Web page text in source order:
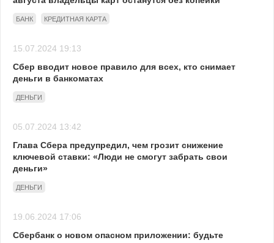
БАНК КРЕДИТНАЯ КАРТА
15.07.2024 19:13
Сбер вводит новое правило для всех, кто снимает
деньги в банкоматах
ДЕНЬГИ
05.07.2024 13:42
Глава Сбера предупредил, чем грозит снижение
ключевой ставки: «Люди не смогут забрать свои
деньги»
ДЕНЬГИ
19.06.2024 17:06
Сбербанк о новом опасном приложении: будьте